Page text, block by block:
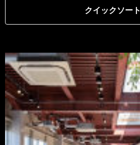
クイックソート